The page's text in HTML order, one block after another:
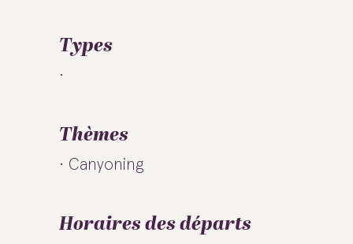
Types
Thèmes
Canyoning
Horaires des départs